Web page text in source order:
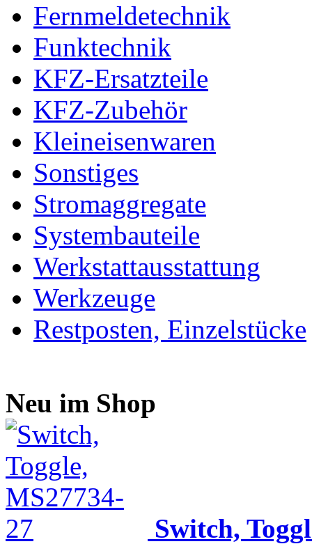
Fernmeldetechnik
Funktechnik
KFZ-Ersatzteile
KFZ-Zubehör
Kleineisenwaren
Sonstiges
Stromaggregate
Systembauteile
Werkstattausstattung
Werkzeuge
Restposten, Einzelstücke
Neu im Shop
Switch,